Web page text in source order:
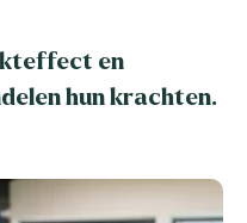
en
hun krachten.